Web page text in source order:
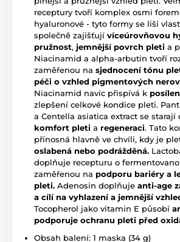
receptury tvoří komplex osmi
hyaluronové - tyto formy se liší
společně zajišťují víceúrovňovou
pružnost, jemnější povrch pleti a
Niacinamid a alpha-arbutin tvoří
zaměřenou na sjednocení tónu
péči o vzhled pigmentových
Niacinamid navíc přispívá k
zlepšení celkové kondice pleti.
a Centella asiatica extract se starají
komfort pleti a regeneraci. Tato
přínosná hlavně ve chvíli, kdy je
oslabená nebo podrážděná.
doplňuje recepturu o
zaměřenou na podporu bariéry a
pleti. Adenosin doplňuje anti-age
a cílí na vyhlazení a jemnější
Tocopherol jako vitamin E působí
podporuje ochranu pleti před
Obsah balení: 1 maska (34 g)